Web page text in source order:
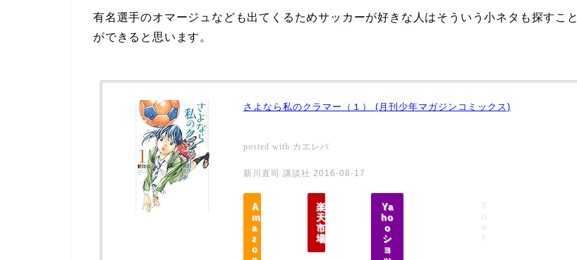
有名選手のオマージュなども出てくるためサッカーが好きな人はそういう小ネタも探すこと
ができると思います。
さよなら私のクラマー（１） (月刊少年マガジンコミックス)
posted with カエレバ
新川直司 講談社 2016-08-17
A
m
a
z
o
楽
天
市
場
Ya
ho
o
シ
ョ
7
n
e
t